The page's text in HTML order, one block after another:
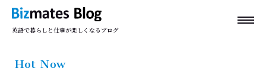
英語で暮らしと仕事が楽しくなるブログ
Hot Now